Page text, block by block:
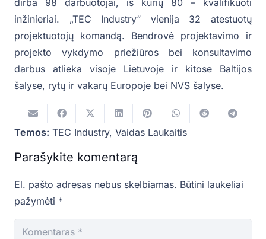
inžinieriai. „TEC Industry“ vienija 32 atestuotų
projektuotojų komandą. Bendrovė projektavimo ir
projekto vykdymo priežiūros bei konsultavimo
darbus atlieka visoje Lietuvoje ir kitose Baltijos
šalyse, rytų ir vakarų Europoje bei NVS šalyse.
Temos: TEC Industry, Vaidas Laukaitis
Parašykite komentarą
El. pašto adresas nebus skelbiamas. Būtini laukeliai
pažymėti *